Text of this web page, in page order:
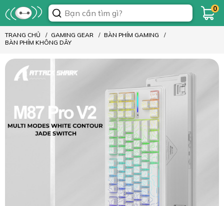
0
TRANG CHỦ GAMING GEAR
BÀN PHÍM GAMING
BÀN PHÍM KHÔNG DÂY